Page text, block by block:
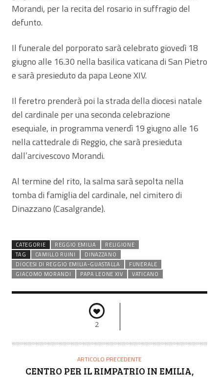
Morandi, per la recita del rosario in suffragio del
defunto.
Il funerale del porporato sarà celebrato giovedì 18
giugno alle 16.30 nella basilica vaticana di San Pietro
e sarà presieduto da papa Leone XIV.
Il feretro prenderà poi la strada della diocesi natale
del cardinale per una seconda celebrazione
esequiale, in programma venerdì 19 giugno alle 16
nella cattedrale di Reggio, che sarà presieduta
dall’arcivescovo Morandi.
Al termine del rito, la salma sarà sepolta nella
tomba di famiglia del cardinale, nel cimitero di
Dinazzano (Casalgrande).
CATEGORIE REGGIO EMILIA
RELIGIONE
TAG
CAMILLO RUINI
DINAZZANO
DIOCESI DI REGGIO EMILIA-GUASTALLA
FUNERALE
GIACOMO MORANDI
PAPA LEONE XIV VATICANO
2
ARTICOLO PRECEDENTE
CENTRO PER IL RIMPATRIO IN EMILIA,